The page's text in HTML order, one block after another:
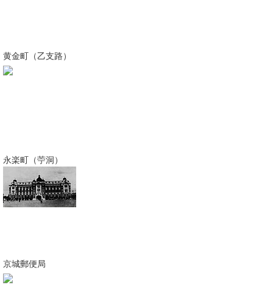
黄金町（乙支路）
永楽町（苧洞）
京城郵便局